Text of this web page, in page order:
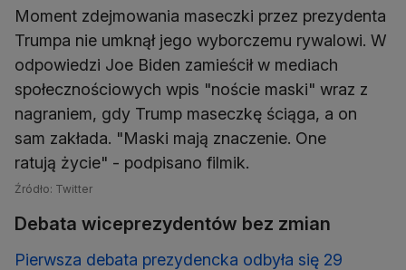
Moment zdejmowania maseczki przez prezydenta
Trumpa nie umknął jego wyborczemu rywalowi. W
odpowiedzi Joe Biden zamieścił w mediach
społecznościowych wpis "noście maski" wraz z
nagraniem, gdy Trump maseczkę ściąga, a on
sam zakłada. "Maski mają znaczenie. One
ratują życie" - podpisano filmik.
Źródło: Twitter
Debata wiceprezydentów bez zmian
Pierwsza debata prezydencka odbyła się 29